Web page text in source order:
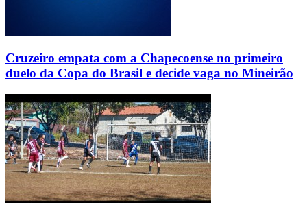
Cruzeiro empata com a Chapecoense no primeiro
duelo da Copa do Brasil e decide vaga no Mineirão